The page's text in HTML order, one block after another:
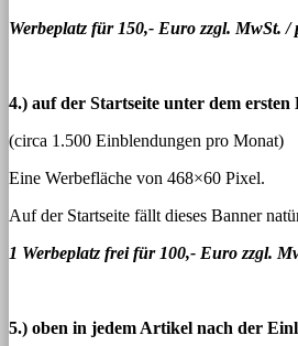
Werbeplatz für 150,- Euro zzgl. MwSt. /
4.) auf der Startseite unter dem ersten
(circa 1.500 Einblendungen pro Monat)
Eine Werbefläche von 468×60 Pixel.
Auf der Startseite fällt dieses Banner
1 Werbeplatz frei für 100,- Euro zzgl.
5.) oben in jedem Artikel nach der